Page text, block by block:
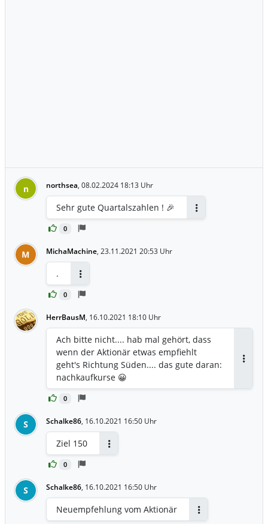
n northsea, 08.02.2024 18:13 Uhr
0
Sehr gute Quartalszahlen ! 🎉
M MichaMachine, 23.11.2021 20:53 Uhr
0
.
HerrBausM, 16.10.2021 18:10 Uhr
0
Ach bitte nicht.... hab mal gehört, dass
wenn der Aktionär etwas empfiehlt
geht's Richtung Süden.... das gute daran:
nachkaufkurse 😀
S Schalke86, 16.10.2021 16:50 Uhr
0
Ziel 150
S Schalke86, 16.10.2021 16:50 Uhr
Neuempfehlung vom Aktionär